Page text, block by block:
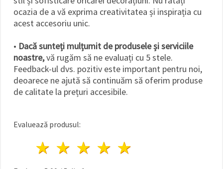
ocazia de a vă exprima creativitatea și inspirația cu
acest accesoriu unic.
• Dacă sunteți mulțumit de produsele și serviciile
noastre,vă rugăm să ne evaluați cu 5 stele.
Feedback-ul dvs. pozitiv este important pentru noi,
deoarece ne ajută să continuăm să oferim produse
de calitate la prețuri accesibile.
Evaluează produsul:
4 stele
3 stele
2 stele
1 stea